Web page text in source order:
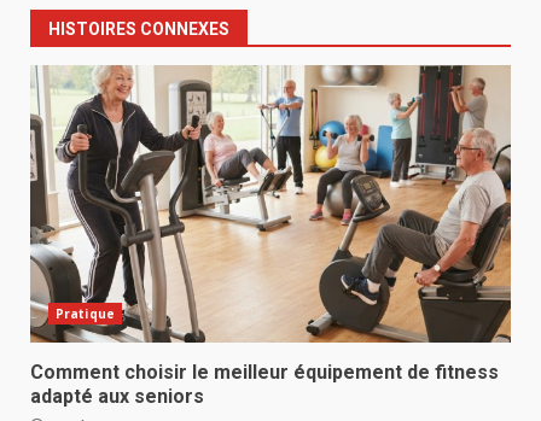
HISTOIRES CONNEXES
Pratique
Comment choisir le meilleur équipement de fitness
adapté aux seniors